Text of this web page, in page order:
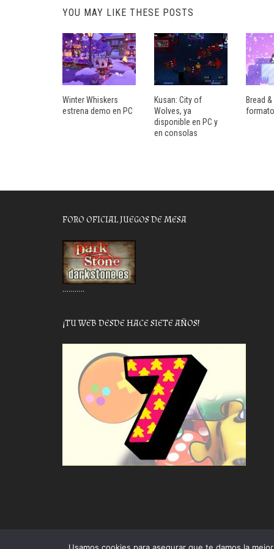
YOU MAY LIKE THESE POSTS
Winter Whiskers
estrena demo en PC
Kusan: City of
Wolves, ya
disponible en PC y
en consolas
Bread
FORO OFICIAL JUEGOS DE MESA
………..
¡TU WEB DESDE HACE SIETE AÑOS!